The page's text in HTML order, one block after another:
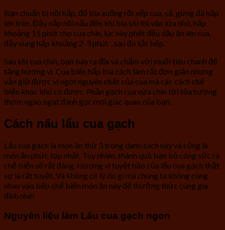
Bạn chuẩn bị nồi hấp, đổ bia xuống rồi xếp cua, sả, gừng đã hấp
lên trên. Đậy nắp nồi nấu đến khi bia sôi thì vặn lửa nhỏ, hấp
khoảng 15 phút cho cua chín, lúc này phết đều dầu ăn lên cua,
đậy vung hấp khoảng 2-3 phút. , sau đó tắt bếp.
Sau khi cua chín, bạn bày ra đĩa và chấm với muối tiêu chanh để
tăng hương vị. Cua biển hấp bia cách làm rất đơn giản nhưng
vẫn giữ được vị ngọt nguyên chất của cua mà các cách chế
biến khác khó có được. Phần gạch cua vừa chín tới tỏa hương
thơm ngào ngạt đánh gục mọi giác quan của bạn.
Cách nấu lẩu cua gạch
Lẩu cua gạch là món ăn thứ 3 trong danh sách này và cũng là
món ăn phức tạp nhất. Tuy nhiên, thành quả bạn bỏ công sức ra
chế biến sẽ rất đáng. Hương vị tuyệt hảo của lẩu cua gạch thật
sự là rất tuyệt. Và không có lý do gì mà chúng ta không cùng
nhau vào bếp chế biến món ăn này để thưởng thức cùng gia
đình nhé!
Nguyên liệu làm Lẩu cua gạch ngon